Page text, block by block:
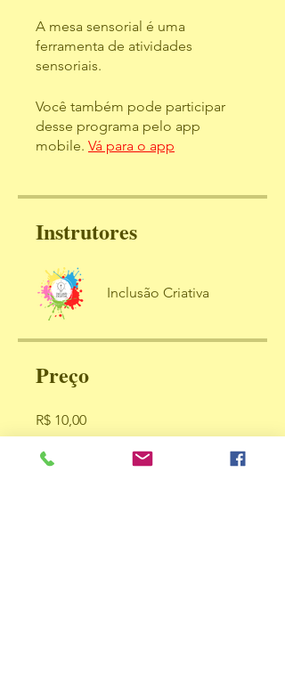
A mesa sensorial é uma
ferramenta de atividades
sensoriais.
Você também pode participar
desse programa pelo app
mobile. Vá para o app
Instrutores
Inclusão Criativa
Preço
R$ 10,00